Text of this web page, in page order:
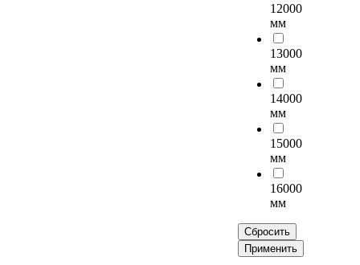
12000
мм
13000
мм
14000
мм
15000
мм
16000
мм
Сбросить
Применить